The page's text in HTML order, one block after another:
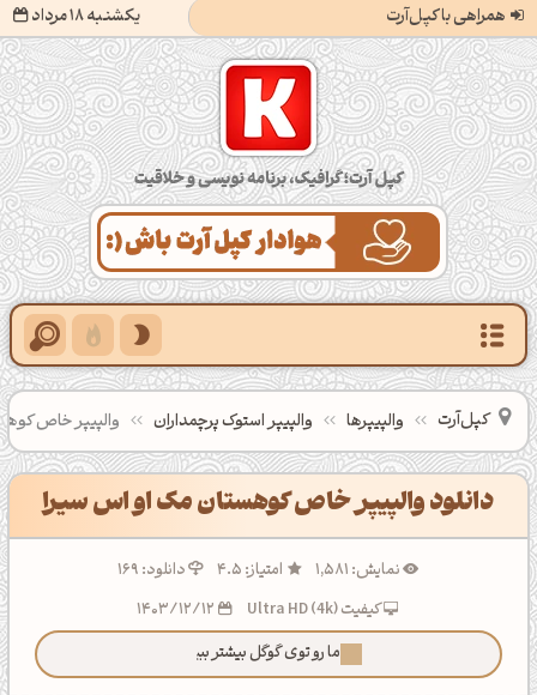
همراهی با کپل‌آرت یکشنبه 18 مرداد کپل‌آرت؛ گرافیک، برنامه‌نویسی و خلاقیت
کپل‌آرت والپیپرها والپیپر استوک پرچمداران والپیپر خاص
دانلود والپیپر خاص کوهستان مک او اس سیرا
نمایش: 1,581 امتیاز: 4.5
دانلود: 169
کیفیت Ultra HD (4k)
ما رو توی گوگل بیشتر ببین!